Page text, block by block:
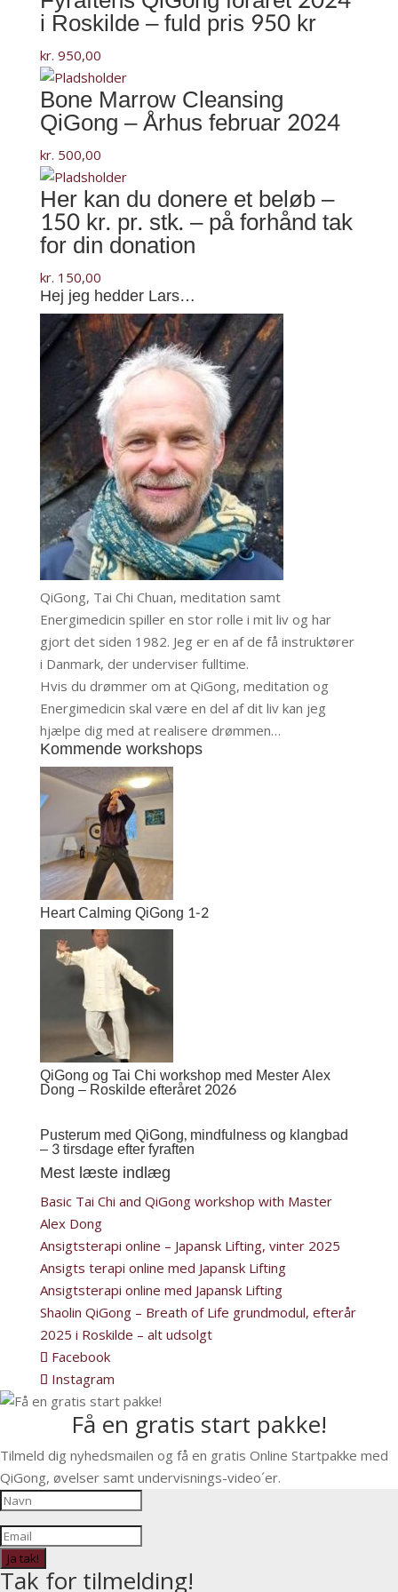
-
donation
100
kr.
pr.
stk.
tak
på
forhånd
antal
i Roskilde – fuld pris 950 kr
kr. 950,00
Bone Marrow Cleansing
QiGong – Århus februar 2024
kr. 500,00
Her kan du donere et beløb –
150 kr. pr. stk. – på forhånd tak
for din donation
kr. 150,00
Hej jeg hedder Lars…
QiGong, Tai Chi Chuan, meditation samt
Energimedicin spiller en stor rolle i mit liv og har
gjort det siden 1982. Jeg er en af de få instruktører
i Danmark, der underviser fulltime.
Hvis du drømmer om at QiGong, meditation og
Energimedicin skal være en del af dit liv kan jeg
hjælpe dig med at realisere drømmen…
Kommende workshops
Heart Calming QiGong 1-2
QiGong og Tai Chi workshop med Mester Alex
Dong – Roskilde efteråret 2026
Pusterum med QiGong, mindfulness og klangbad
– 3 tirsdage efter fyraften
Mest læste indlæg
Basic Tai Chi and QiGong workshop with Master
Alex Dong
Ansigtsterapi online – Japansk Lifting, vinter 2025
Ansigts terapi online med Japansk Lifting
Ansigtsterapi online med Japansk Lifting
Shaolin QiGong – Breath of Life grundmodul, efterår
2025 i Roskilde – alt udsolgt
Facebook
Instagram
Få en gratis start pakke!
Tilmeld dig nyhedsmailen og få en gratis Online Startpakke med
QiGong, øvelser samt undervisnings-video´er.
Ja tak!
Tak for tilmelding!